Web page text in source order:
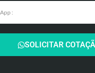
SOLICITAR